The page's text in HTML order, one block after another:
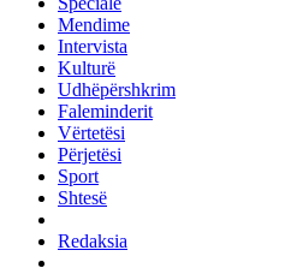
Mendime
Intervista
Kulturë
Udhëpërshkrim
Faleminderit
Vërtetësi
Përjetësi
Sport
Shtesë
Redaksia